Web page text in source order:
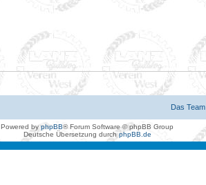
Das Team
Powered by phpBB® Forum Software © phpBB Group
Deutsche Übersetzung durch phpBB.de